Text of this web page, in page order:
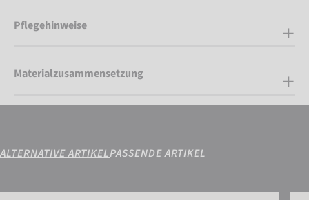
Pflegehinweise
Materialzusammensetzung
ALTERNATIVE ARTIKELPASSENDE ARTIKEL